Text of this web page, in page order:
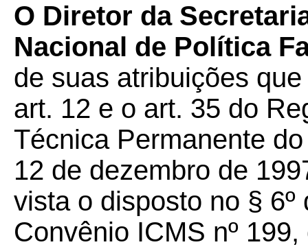
O Diretor da
Nacional de Política
de suas atribuições
art. 12 e o art. 35 do
Técnica Permanente
12 de dezembro de
vista o disposto no §
Convênio ICMS nº